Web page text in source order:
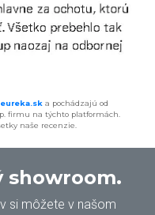
a pochádzajú od
firmu na týchto platformách.
naše recenzie.
showroom.
si môžete v našom